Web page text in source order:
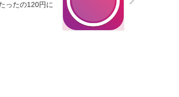
ったの120円に